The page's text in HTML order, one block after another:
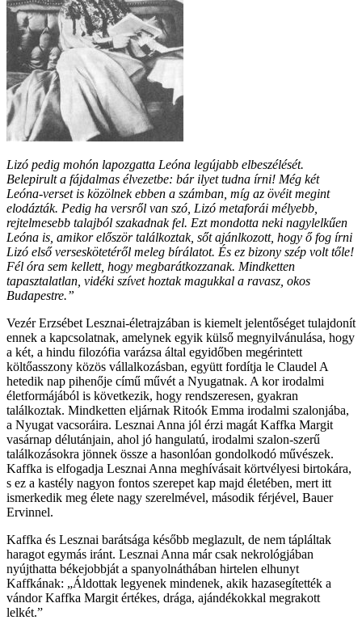
Lizó pedig mohón lapozgatta Leóna legújabb elbeszélését.
Belepirult a fájdalmas élvezetbe: bár ilyet tudna írni! Még két
Leóna-verset is közölnek ebben a számban, míg az övéit megint
elodázták. Pedig ha versről van szó, Lizó metaforái mélyebb,
rejtelmesebb talajból szakadnak fel. Ezt mondotta neki nagylelkűen
Leóna is, amikor először találkoztak, sőt ajánlkozott, hogy ő fog írni
Lizó első verseskötetéről meleg bírálatot. És ez bizony szép volt tőle!
Fél óra sem kellett, hogy megbarátkozzanak. Mindketten
tapasztalatlan, vidéki szívet hoztak magukkal a ravasz, okos
Budapestre.”
Vezér Erzsébet Lesznai-életrajzában is kiemelt jelentőséget tulajdonít
ennek a kapcsolatnak, amelynek egyik külső megnyilvánulása, hogy
a két, a hindu filozófia varázsa által egyidőben megérintett
költőasszony közös vállalkozásban, együtt fordítja le Claudel A
hetedik nap pihenője című művét a Nyugatnak. A kor irodalmi
életformájából is következik, hogy rendszeresen, gyakran
találkoztak. Mindketten eljárnak Ritoók Emma irodalmi szalonjába,
a Nyugat vacsoráira. Lesznai Anna jól érzi magát Kaffka Margit
vasárnap délutánjain, ahol jó hangulatú, irodalmi szalon-szerű
találkozásokra jönnek össze a hasonlóan gondolkodó művészek.
Kaffka is elfogadja Lesznai Anna meghívásait körtvélyesi birtokára,
s ez a kastély nagyon fontos szerepet kap majd életében, mert itt
ismerkedik meg élete nagy szerelmével, második férjével, Bauer
Ervinnel.
Kaffka és Lesznai barátsága később meglazult, de nem tápláltak
haragot egymás iránt. Lesznai Anna már csak nekrológjában
nyújthatta békejobbját a spanyolnáthában hirtelen elhunyt
Kaffkának: „Áldottak legyenek mindenek, akik hazasegítették a
vándor Kaffka Margit értékes, drága, ajándékokkal megrakott
lelkét.”